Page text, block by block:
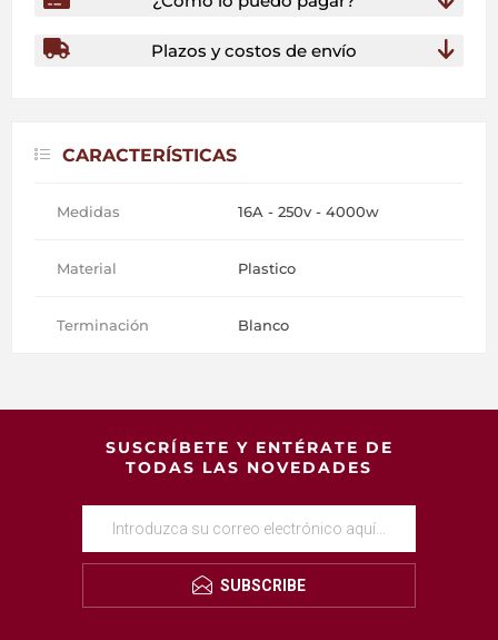
Plazos y costos de envío
CARACTERÍSTICAS
Medidas 16A - 250v - 4000w
Material Plastico
Terminación Blanco
SUSCRÍBETE Y ENTÉRATE DE
TODAS LAS NOVEDADES
SUBSCRIBE